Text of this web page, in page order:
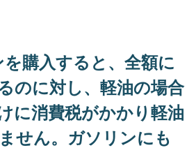
購入すると、全額に
のに対し、軽油の場合
に消費税がかかり軽油
せん。ガソリンにも